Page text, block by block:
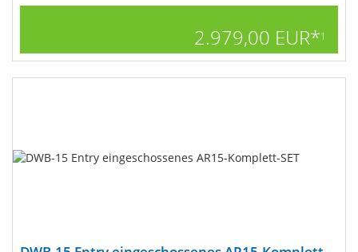
2.979,00 EUR*1